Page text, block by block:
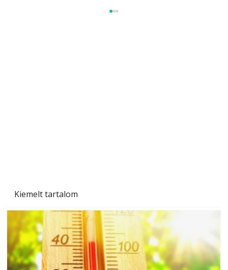
Kiemelt tartalom